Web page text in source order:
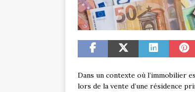
Dans un contexte où l’immobilier
lors de la vente d’une résidence